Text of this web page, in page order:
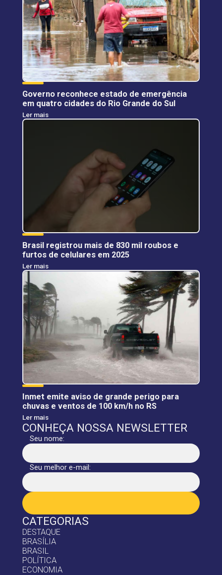
CATEGORIAS
DESTAQUE
BRASÍLIA
BRASIL
POLÍTICA
ECONOMIA
Governo reconhece estado de emergência
em quatro cidades do Rio Grande do Sul
Ler mais
Brasil registrou mais de 830 mil roubos e
furtos de celulares em 2025
Ler mais
Inmet emite aviso de grande perigo para
chuvas e ventos de 100 km/h no RS
Ler mais
CONHEÇA NOSSA NEWSLETTER
Seu nome:
Seu melhor e-mail: